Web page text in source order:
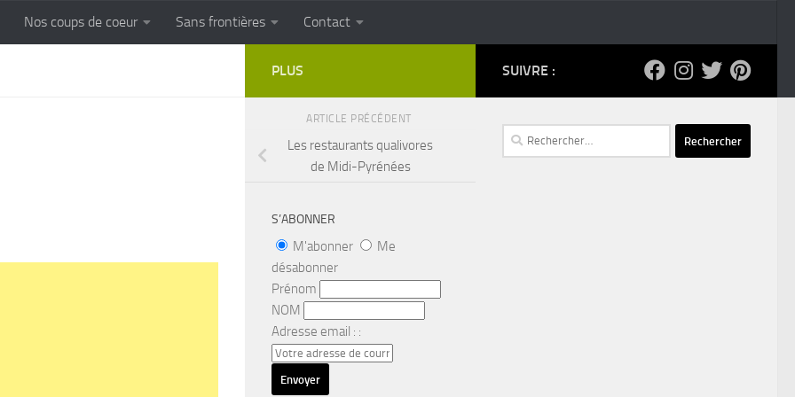
Cuisine populaire des terroirs
Nos coups de coeur Sans frontières Contact
SUIVRE :
Rechercher :
PLUS
ARTICLE PRÉCÉDENT
Les restaurants qualivores
de Midi-Pyrénées
S’ABONNER
M'abonner
Me
désabonner
Prénom
NOM
Adresse email : :